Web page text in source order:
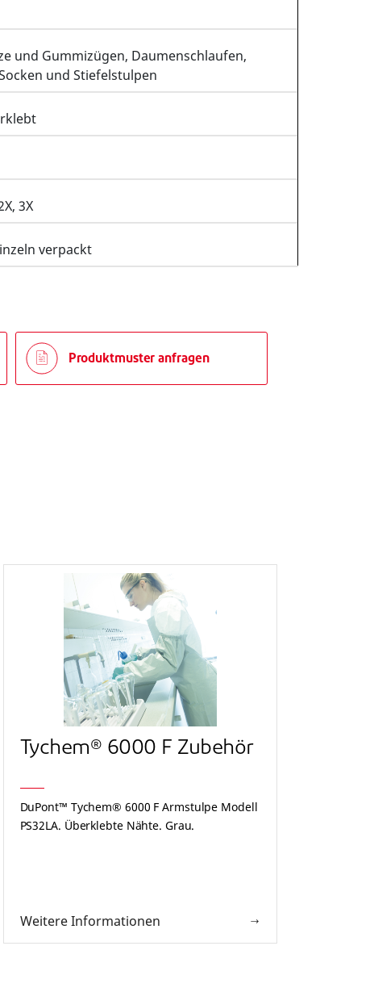
und Gummizügen, Daumenschlaufen,
und Stiefelstulpen
3X
verpackt
Produktmuster anfragen
Tychem® 6000 F Zubehör
DuPont™ Tychem® 6000 F Armstulpe Modell
PS32LA. Überklebte Nähte. Grau.
Weitere Informationen